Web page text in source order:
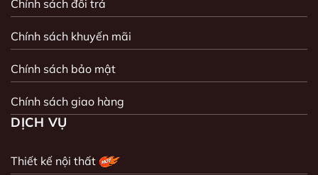
Chính sách đổi trả
Chính sách khuyến mãi
Chính sách bảo mật
Chính sách giao hàng
DỊCH VỤ
Thiết kế nội thất